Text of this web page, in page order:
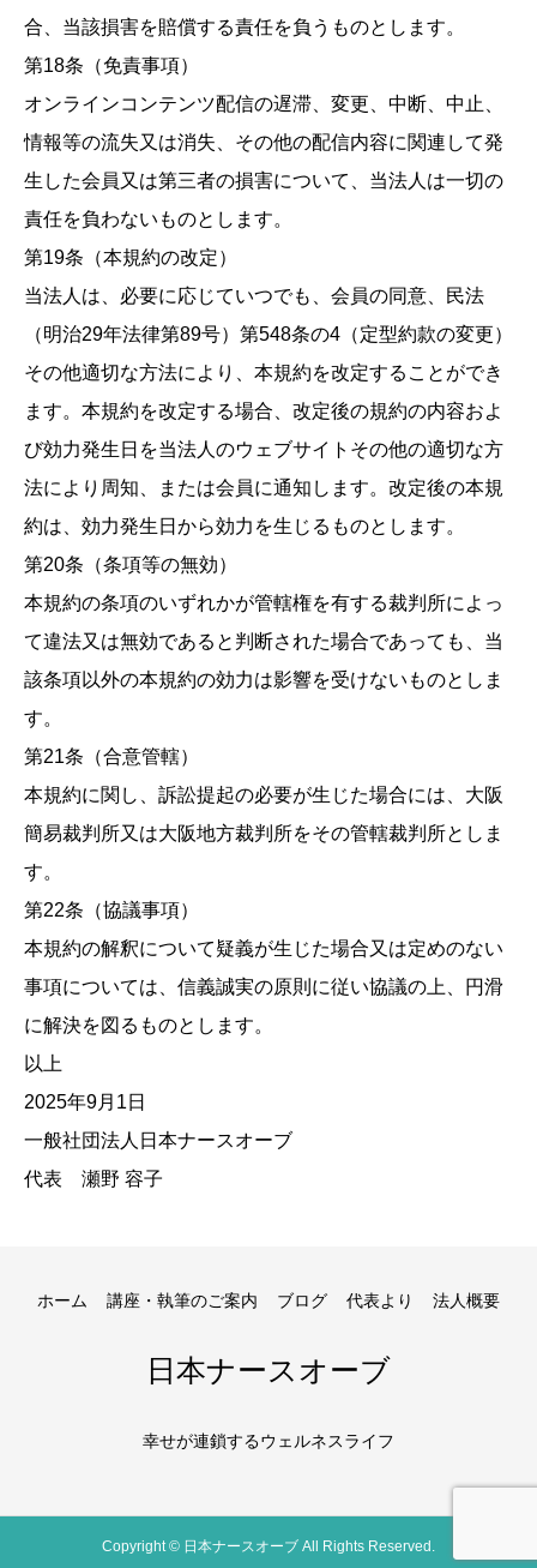
合、当該損害を賠償する責任を負うものとします。
第18条（免責事項）
オンラインコンテンツ配信の遅滞、変更、中断、中止、
情報等の流失又は消失、その他の配信内容に関連して発
生した会員又は第三者の損害について、当法人は一切の
責任を負わないものとします。
第19条（本規約の改定）
当法人は、必要に応じていつでも、会員の同意、民法
（明治29年法律第89号）第548条の4（定型約款の変更）
その他適切な方法により、本規約を改定することができ
ます。本規約を改定する場合、改定後の規約の内容およ
び効力発生日を当法人のウェブサイトその他の適切な方
法により周知、または会員に通知します。改定後の本規
約は、効力発生日から効力を生じるものとします。
第20条（条項等の無効）
本規約の条項のいずれかが管轄権を有する裁判所によっ
て違法又は無効であると判断された場合であっても、当
該条項以外の本規約の効力は影響を受けないものとしま
す。
第21条（合意管轄）
本規約に関し、訴訟提起の必要が生じた場合には、大阪
簡易裁判所又は大阪地方裁判所をその管轄裁判所としま
す。
第22条（協議事項）
本規約の解釈について疑義が生じた場合又は定めのない
事項については、信義誠実の原則に従い協議の上、円滑
に解決を図るものとします。
以上
2025年9月1日
一般社団法人日本ナースオーブ
代表 瀬野 容子
ホーム 講座・執筆のご案内 ブログ 代表より 法人概要
日本ナースオーブ
幸せが連鎖するウェルネスライフ
Copyright © 日本ナースオーブ All Rights Reserved.